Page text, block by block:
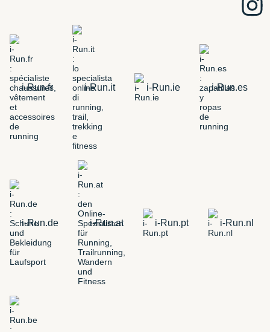
i-Run.fr i-Run.it i-Run.ie i-Run.es
i-Run.de i-Run.at i-Run.pt i-Run.nl